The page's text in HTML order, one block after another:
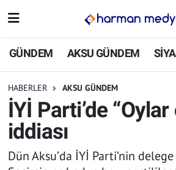
GÜNDEM AKSU GÜNDEM
HABERLER AKSU GÜNDEM
İYİ Parti’de “Oylar
iddiası
Dün Aksu’da İYİ Parti’nin delege
GÜNDEM
SİYASET
TARIM
İstanbul Nöbetçi Eczaneler
İstanbul Trafik Yoğunluk Haritası
Süper Lig Puan Durumu ve Fikstür